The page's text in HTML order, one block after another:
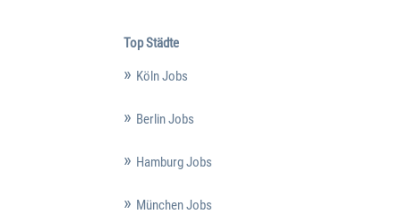
Top Städte
Köln Jobs
Berlin Jobs
Hamburg Jobs
München Jobs